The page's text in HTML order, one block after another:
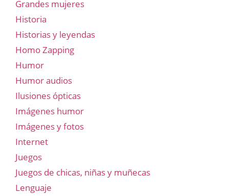
Grandes mujeres
Historia
Historias y leyendas
Homo Zapping
Humor
Humor audios
Ilusiones ópticas
Imágenes humor
Imágenes y fotos
Internet
Juegos
Juegos de chicas, niñas y muñecas
Lenguaje